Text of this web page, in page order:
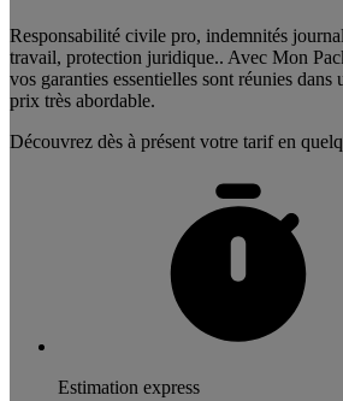
Responsabilité civile pro, indemnités
travail, protection juridique.. Avec Mon
vos garanties essentielles sont réunies dans
prix très abordable.
Découvrez dès à présent votre tarif en
Estimation express